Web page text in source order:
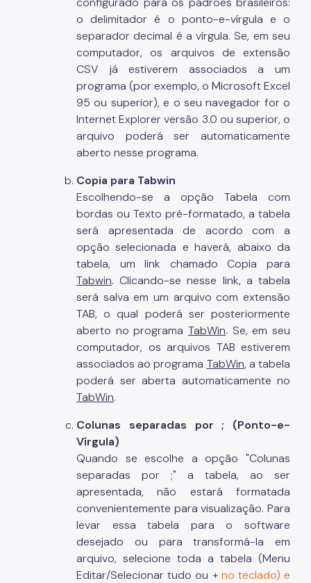
o delimitador é o ponto-e-vírgula e o
separador decimal é a vírgula. Se, em seu
computador, os arquivos de extensão
CSV já estiverem associados a um
programa (por exemplo, o Microsoft Excel
95 ou superior), e o seu navegador for o
Internet Explorer versão 3.0 ou superior, o
arquivo poderá ser automaticamente
aberto nesse programa.
Copia para Tabwin
Escolhendo-se a opção Tabela com
bordas ou Texto pré-formatado, a tabela
será apresentada de acordo com a
opção selecionada e haverá, abaixo da
tabela, um link chamado Copia para
Tabwin. Clicando-se nesse link, a tabela
será salva em um arquivo com extensão
TAB, o qual poderá ser posteriormente
aberto no programa TabWin. Se, em seu
computador, os arquivos TAB estiverem
associados ao programa TabWin, a tabela
poderá ser aberta automaticamente no
TabWin.
Colunas separadas por ; (Ponto-e-
Vírgula)
Quando se escolhe a opção "Colunas
separadas por ;" a tabela, ao ser
apresentada, não estará formatada
convenientemente para visualização. Para
levar essa tabela para o software
desejado ou para transformá-la em
arquivo, selecione toda a tabela (Menu
Editar/Selecionar tudo ou +no teclado) e